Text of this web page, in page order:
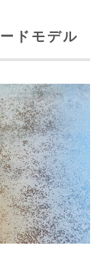
ドモデル